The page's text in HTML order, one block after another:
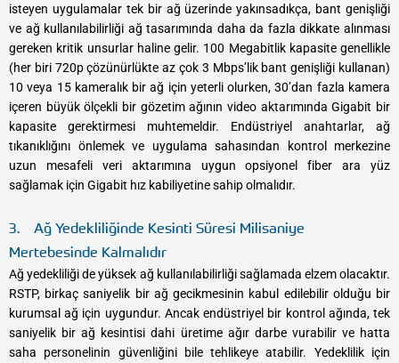
isteyen uygulamalar tek bir ağ üzerinde yakınsadıkça, bant genişliği
ve ağ kullanılabilirliği ağ tasarımında daha da fazla dikkate alınması
gereken kritik unsurlar haline gelir. 100 Megabitlik kapasite genellikle
(her biri 720p çözünürlükte az çok 3 Mbps’lik bant genişliği kullanan)
10 veya 15 kameralık bir ağ için yeterli olurken, 30’dan fazla kamera
içeren büyük ölçekli bir gözetim ağının video aktarımında Gigabit bir
kapasite gerektirmesi muhtemeldir. Endüstriyel anahtarlar, ağ
tıkanıklığını önlemek ve uygulama sahasından kontrol merkezine
uzun mesafeli veri aktarımına uygun opsiyonel fiber ara yüz
sağlamak için Gigabit hız kabiliyetine sahip olmalıdır.
3. Ağ Yedekliliğinde Kesinti Süresi Milisaniye
Mertebesinde Kalmalıdır
Ağ yedekliliği de yüksek ağ kullanılabilirliği sağlamada elzem olacaktır.
RSTP, birkaç saniyelik bir ağ gecikmesinin kabul edilebilir olduğu bir
kurumsal ağ için uygundur. Ancak endüstriyel bir kontrol ağında, tek
saniyelik bir ağ kesintisi dahi üretime ağır darbe vurabilir ve hatta
saha personelinin güvenliğini bile tehlikeye atabilir. Yedeklilik için